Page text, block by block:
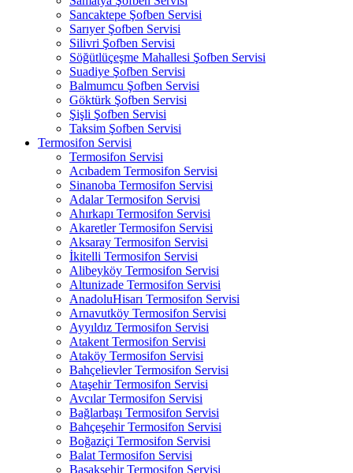
Sancaktepe Şofben Servisi
Sarıyer Şofben Servisi
Silivri Şofben Servisi
Söğütlüçeşme Mahallesi Şofben Servisi
Suadiye Şofben Servisi
Balmumcu Şofben Servisi
Göktürk Şofben Servisi
Şişli Şofben Servisi
Taksim Şofben Servisi
Termosifon Servisi
Termosifon Servisi
Acıbadem Termosifon Servisi
Sinanoba Termosifon Servisi
Adalar Termosifon Servisi
Ahırkapı Termosifon Servisi
Akaretler Termosifon Servisi
Aksaray Termosifon Servisi
İkitelli Termosifon Servisi
Alibeyköy Termosifon Servisi
Altunizade Termosifon Servisi
AnadoluHisarı Termosifon Servisi
Arnavutköy Termosifon Servisi
Ayyıldız Termosifon Servisi
Atakent Termosifon Servisi
Ataköy Termosifon Servisi
Bahçelievler Termosifon Servisi
Ataşehir Termosifon Servisi
Avcılar Termosifon Servisi
Bağlarbaşı Termosifon Servisi
Bahçeşehir Termosifon Servisi
Boğaziçi Termosifon Servisi
Balat Termosifon Servisi
Başakşehir Termosifon Servisi